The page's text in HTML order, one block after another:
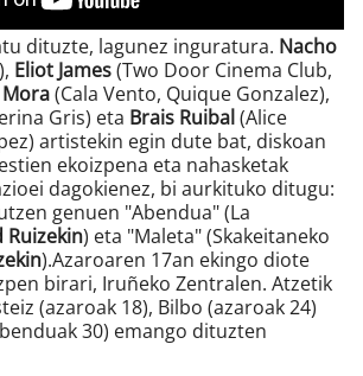
dituzte, lagunez inguratura. Nacho
Eliot James(Two Door Cinema Club,
Mora(Cala Vento, Quique Gonzalez),
Gris) eta Brais Ruibal(Alice
artistekin egin dute bat, diskoan
ekoizpena eta nahasketak
dagokienez, bi aurkituko ditugu:
genuen "Abendua" (La
Ruizekin) eta "Maleta" (Skakeitaneko
).Azaroaren 17an ekingo diote
birari, Iruñeko Zentralen. Atzetik
(azaroak 18), Bilbo (azaroak 24)
30) emango dituzten